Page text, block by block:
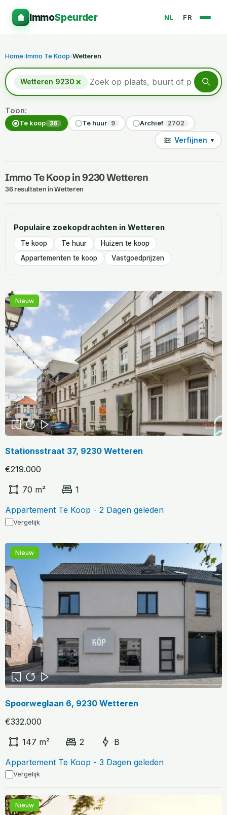
ImmoSpeurder NL FR
Home›Immo Te Koop›Wetteren
Wetteren 9230 ×
Toon:
Te koop 36 Te huur 9 Archief 2702
Verfijnen ▾
Immo Te Koop in 9230 Wetteren
36 resultaten in Wetteren
Populaire zoekopdrachten in Wetteren
Te koop Te huur
Huizen te koop
Appartementen te koop
Vastgoedprijzen
Nieuw
Stationsstraat 37, 9230 Wetteren
€219.000
70 m²
1
Appartement Te Koop - 2 Dagen geleden
Vergelijk
Nieuw
Spoorweglaan 6, 9230 Wetteren
€332.000
147 m²
2
B
Appartement Te Koop - 3 Dagen geleden
Vergelijk
Nieuw